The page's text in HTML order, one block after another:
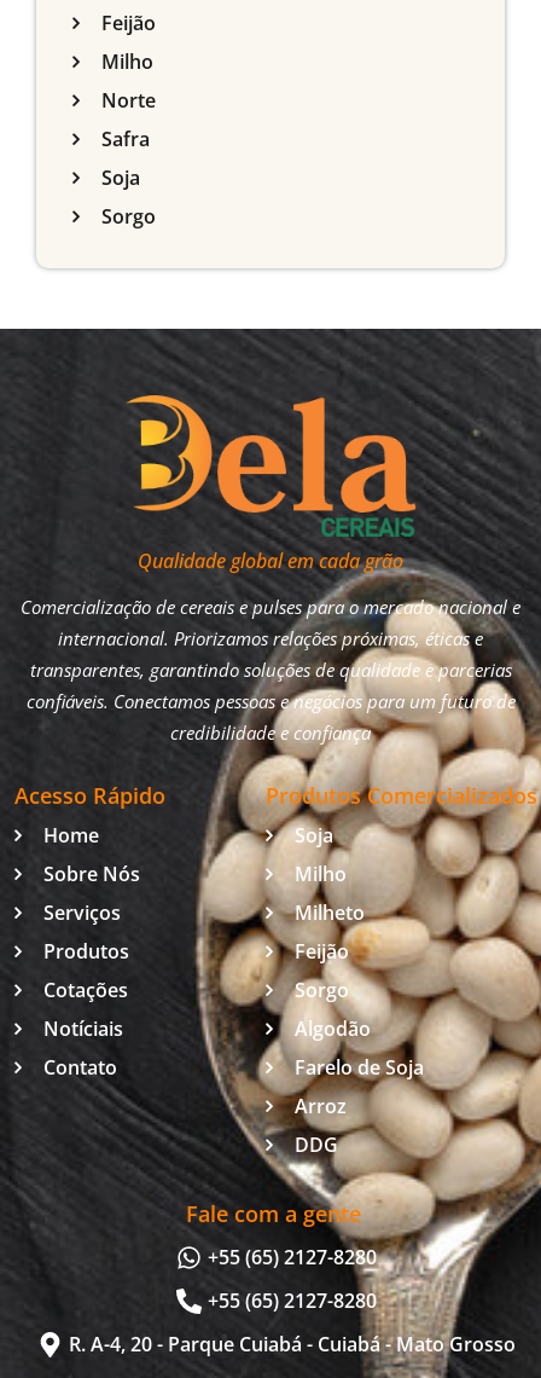
Feijão
Milho
Norte
Safra
Soja
Sorgo
Qualidade global em cada grão
Comercialização de cereais e pulses para o mercado nacional e
internacional. Priorizamos relações próximas, éticas e
transparentes, garantindo soluções de qualidade e parcerias
confiáveis. Conectamos pessoas e negócios para um futuro de
credibilidade e confiança
Acesso Rápido
Home
Sobre Nós
Serviços
Produtos
Cotações
Notíciais
Contato
Produtos Comercializados
Soja
Milho
Milheto
Feijão
Sorgo
Algodão
Farelo de Soja
Arroz
DDG
Fale com a gente
+55 (65) 2127-8280
+55 (65) 2127-8280
R. A-4, 20 - Parque Cuiabá - Cuiabá - Mato Grosso